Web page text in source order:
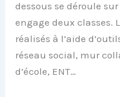
dessous se déroule
engage deux classes.
réalisés à l’aide
réseau social, mur
d’école, ENT…